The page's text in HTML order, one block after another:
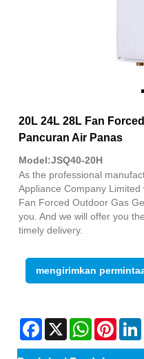
20L 24L 28L Fan
Pancuran Air Panas
Model:JSQ40-20H
As the professional
Appliance Company
Fan Forced Outdoor Gas
you. And we will offer you
timely delivery.
mengirimkan
Facebook
X WhatsApp